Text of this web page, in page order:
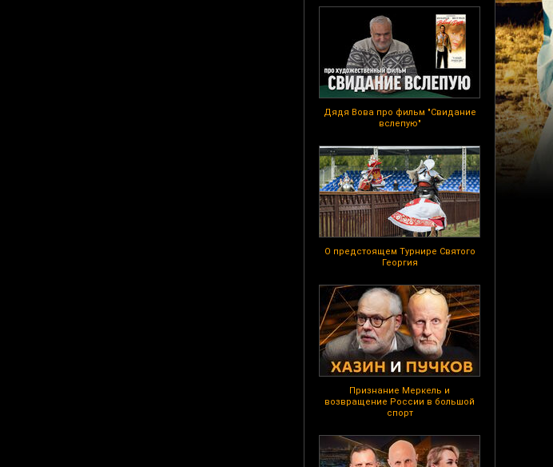
Дядя Вова про фильм "Свидание
вслепую"
О предстоящем Турнире Святого
Георгия
Признание Меркель и
возвращение России в большой
спорт